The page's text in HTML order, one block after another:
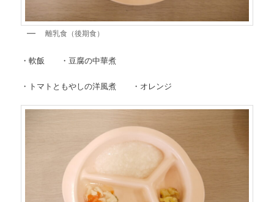
離乳食（後期食）
・軟飯 ・豆腐の中華煮
・トマトともやしの洋風煮 ・オレンジ